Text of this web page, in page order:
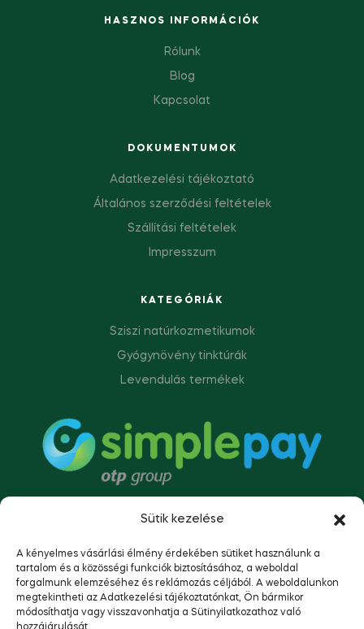
Sütik kezelése
A kényelmes vásárlási élmény érdekében sütiket használunk a
tartalom és a közösségi funkciók biztosításához, a weboldal
forgalmunk elemzéséhez és reklámozás céljából. A weboldalunkon
megtekintheti az Adatkezelési tájékoztatónkat, Ön bármikor
módosíthatja vagy visszavonhatja a Sütinyilatkozathoz való
HASZNOS INFORMÁCIÓK
Rólunk
Blog
Kapcsolat
DOKUMENTUMOK
Adatkezelési tájékoztató
Általános szerződési feltételek
Szállítási feltételek
Impresszum
KATEGÓRIÁK
Sziszi natúrkozmetikumok
Gyógynövény tinktúrák
Levendulás termékek